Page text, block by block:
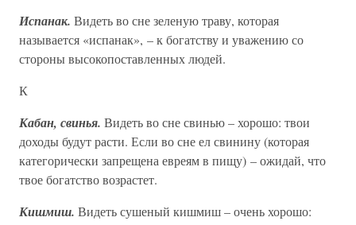
Испанак. Видеть во сне зеленую траву, которая
называется «испанак», – к богатству и уважению со
стороны высокопоставленных людей.
К
Кабан, свинья. Видеть во сне свинью – хорошо: твои
доходы будут расти. Если во сне ел свинину (которая
категорически запрещена евреям в пищу) – ожидай, что
твое богатство возрастет.
Кишмиш. Видеть сушеный кишмиш – очень хорошо: